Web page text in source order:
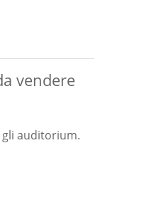
vendere
gli auditorium.